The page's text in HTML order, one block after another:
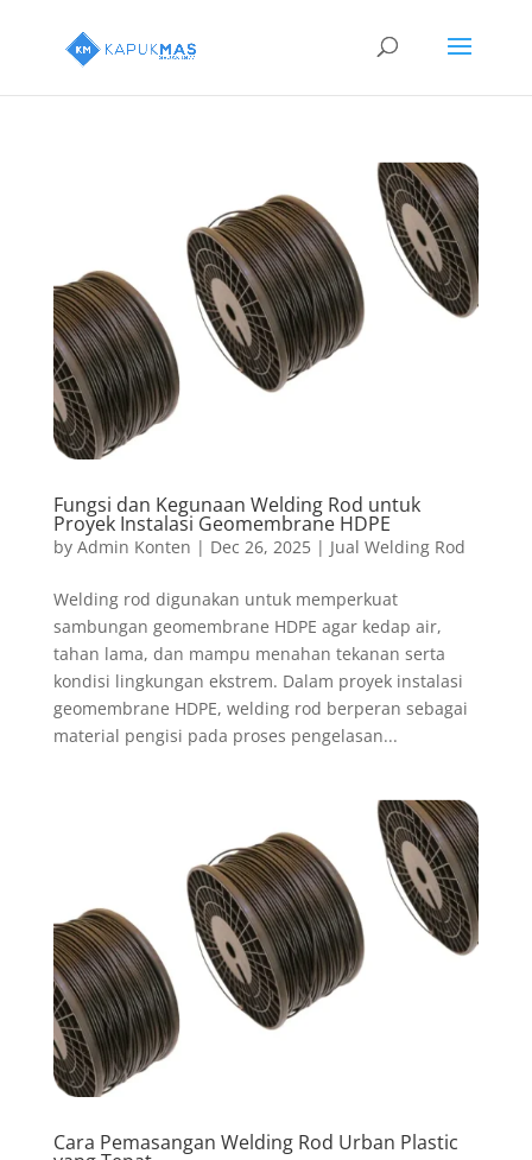
Fungsi dan Kegunaan Welding Rod untuk
Proyek Instalasi Geomembrane HDPE
by Admin Konten | Dec 26, 2025| Jual Welding Rod
Welding rod digunakan untuk memperkuat
sambungan geomembrane HDPE agar kedap air,
tahan lama, dan mampu menahan tekanan serta
kondisi lingkungan ekstrem. Dalam proyek instalasi
geomembrane HDPE, welding rod berperan sebagai
material pengisi pada proses pengelasan...
Cara Pemasangan Welding Rod Urban Plastic